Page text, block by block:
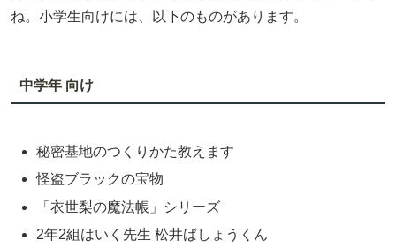
ね。小学生向けには、以下のものがあります。
中学年 向け
秘密基地のつくりかた教えます
怪盗ブラックの宝物
「衣世梨の魔法帳」シリーズ
2年2組はいく先生 松井ばしょうくん